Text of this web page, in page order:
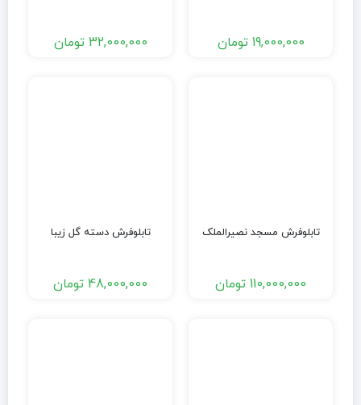
19,000,000 تومان 32,000,000 تومان
تابلوفرش مسجد نصیرالملک
110,000,000 تومان
تابلوفرش دسته گل زیبا
48,000,000 تومان